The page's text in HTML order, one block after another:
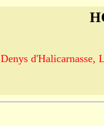
Denys d'Halicarnasse,